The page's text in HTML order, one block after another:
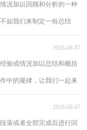
况加以回顾和分析的一种
如我们来制定一份总结
2026-08-07
验或情况加以总结和概括
中的规律，让我们一起来
2026-08-07
落或者全部完成后进行回